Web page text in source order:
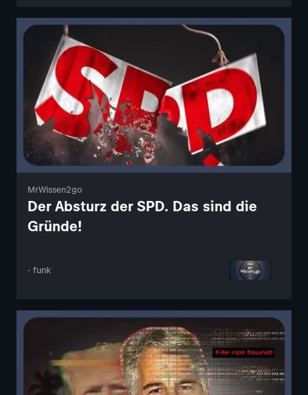
MrWissen2go
Der Absturz der SPD. Das sind die
Gründe!
· funk